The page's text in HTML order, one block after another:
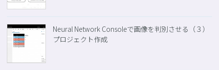
Neural Network Consoleで画像を判別させる（３）
プロジェクト作成